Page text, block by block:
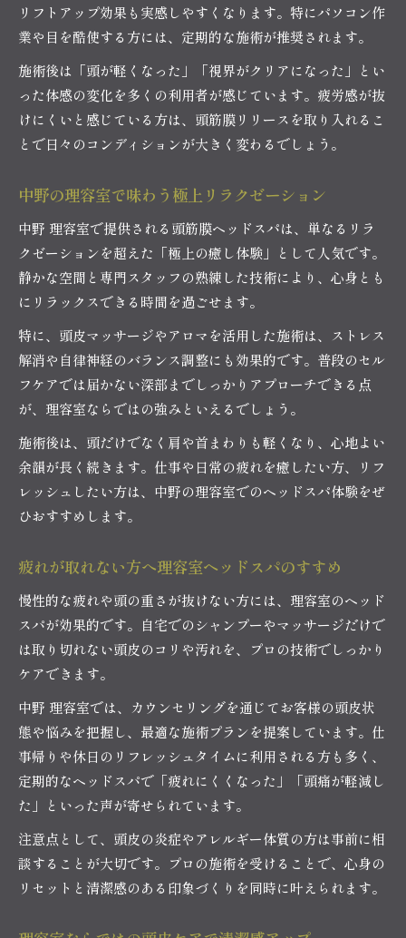
睡眠の質向上に役立つ理容室施術の特徴
中野 理容室利用者の声で知る実感効果
リフトアップ効果も実感しやすくなります。特にパソコン作
業や目を酷使する方には、定期的な施術が推奨されます。
施術後は「頭が軽くなった」「視界がクリアになった」とい
った体感の変化を多くの利用者が感じています。疲労感が抜
けにくいと感じている方は、頭筋膜リリースを取り入れるこ
とで日々のコンディションが大きく変わるでしょう。
中野の理容室で味わう極上リラクゼーション
中野 理容室で提供される頭筋膜ヘッドスパは、単なるリラ
クゼーションを超えた「極上の癒し体験」として人気です。
静かな空間と専門スタッフの熟練した技術により、心身とも
にリラックスできる時間を過ごせます。
特に、頭皮マッサージやアロマを活用した施術は、ストレス
解消や自律神経のバランス調整にも効果的です。普段のセル
フケアでは届かない深部までしっかりアプローチできる点
が、理容室ならではの強みといえるでしょう。
施術後は、頭だけでなく肩や首まわりも軽くなり、心地よい
余韻が長く続きます。仕事や日常の疲れを癒したい方、リフ
レッシュしたい方は、中野の理容室でのヘッドスパ体験をぜ
ひおすすめします。
疲れが取れない方へ理容室ヘッドスパのすすめ
慢性的な疲れや頭の重さが抜けない方には、理容室のヘッド
スパが効果的です。自宅でのシャンプーやマッサージだけで
は取り切れない頭皮のコリや汚れを、プロの技術でしっかり
ケアできます。
中野 理容室では、カウンセリングを通じてお客様の頭皮状
態や悩みを把握し、最適な施術プランを提案しています。仕
事帰りや休日のリフレッシュタイムに利用される方も多く、
定期的なヘッドスパで「疲れにくくなった」「頭痛が軽減し
た」といった声が寄せられています。
注意点として、頭皮の炎症やアレルギー体質の方は事前に相
談することが大切です。プロの施術を受けることで、心身の
リセットと清潔感のある印象づくりを同時に叶えられます。